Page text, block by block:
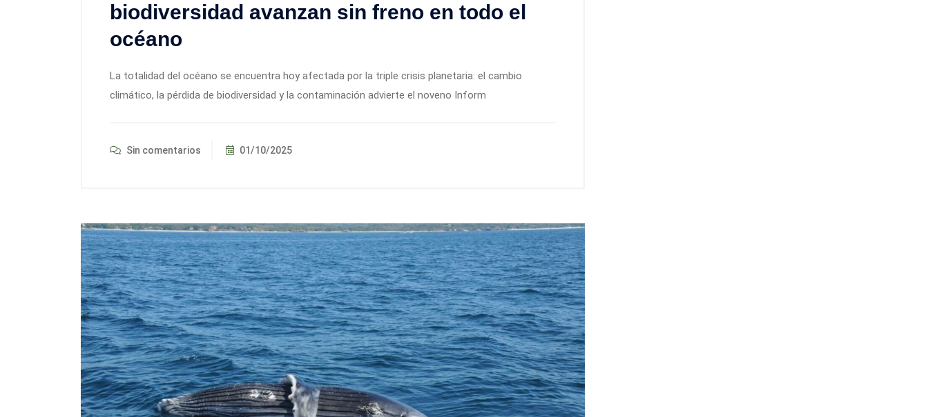
biodiversidad avanzan sin freno en todo el
océano
La totalidad del océano se encuentra hoy afectada por la triple crisis planetaria: el cambio
climático, la pérdida de biodiversidad y la contaminación advierte el noveno Inform
Sin comentarios 01/10/2025